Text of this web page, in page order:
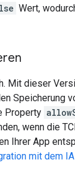
Wert,
Mit dieser
Speicherung
Property
wenn die
Ihrer App
mit dem